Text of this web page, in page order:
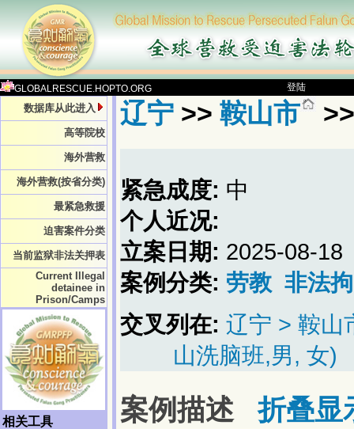
GLOBALRESCUE.HOPTO.ORG 登陆
数据库从此进入
高等院校
海外营救
海外营救(按省分类)
最紧急救援
迫害案件分类
当前监狱非法关押表
Current Illegal
detainee in
Prison/Camps
相关工具
辽宁 >> 鞍山市
紧急成度: 中
个人近况:
立案日期: 2025-08-18
案例分类: 劳教 非法
交叉列在: 辽宁 > 鞍山
山洗脑班,男, 女)
案例描述折叠显